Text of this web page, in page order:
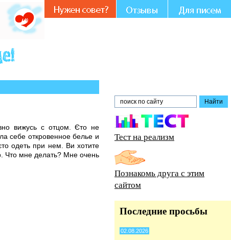
и совете.
вижусь с отцом. Єто не
себе откровенное белье и
одеть при нем. Ви хотите
Что мне делать? Мне очень
Тест на реализм
Познакомь друга с этим
сайтом
Последние просьбы
02.08.2026